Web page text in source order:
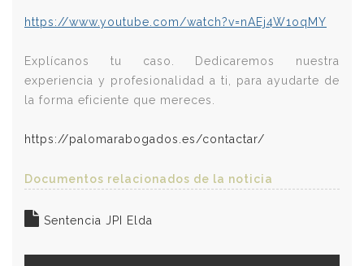
https://www.youtube.com/watch?v=nAEj4W1oqMY
Explícanos tu caso. Dedicaremos nuestra
experiencia y profesionalidad a ti, para ayudarte de
la forma eficiente que mereces.
https://palomarabogados.es/contactar/
Documentos relacionados de la noticia
Sentencia JPI Elda